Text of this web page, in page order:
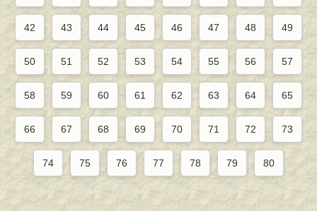
42 43 44 45 46 47 48 49
50 51 52 53 54 55 56 57
58 59 60 61 62 63 64 65
66 67 68 69 70 71 72 73
74 75 76 77 78 79 80